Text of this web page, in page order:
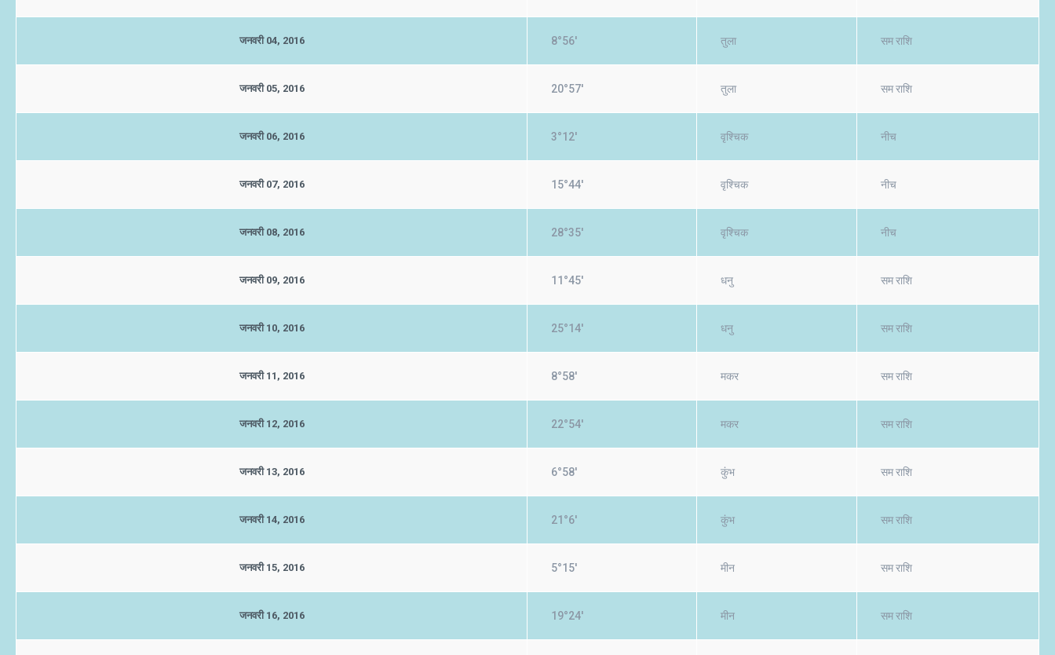
जनवरी 04, 2016 8°56' तुला सम राशि
जनवरी 05, 2016 20°57' तुला सम राशि
जनवरी 06, 2016 3°12' वृश्चिक नीच
जनवरी 07, 2016 15°44' वृश्चिक नीच
जनवरी 08, 2016 28°35' वृश्चिक नीच
जनवरी 09, 2016 11°45' धनु सम राशि
जनवरी 10, 2016 25°14' धनु सम राशि
जनवरी 11, 2016 8°58' मकर सम राशि
जनवरी 12, 2016 22°54' मकर सम राशि
जनवरी 13, 2016 6°58' कुंभ सम राशि
जनवरी 14, 2016 21°6' कुंभ सम राशि
जनवरी 15, 2016 5°15' मीन सम राशि
जनवरी 16, 2016 19°24' मीन सम राशि